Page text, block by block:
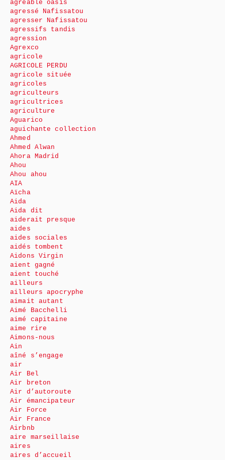
agréable oasis
agressé Nafissatou
agresser Nafissatou
agressifs tandis
agression
Agrexco
agricole
AGRICOLE PERDU
agricole située
agricoles
agriculteurs
agricultrices
agriculture
Aguarico
aguichante collection
Ahmed
Ahmed Alwan
Ahora Madrid
Ahou
Ahou ahou
AIA
Aïcha
Aida
Aida dit
aiderait presque
aides
aides sociales
aidés tombent
Aidons Virgin
aient gagné
aient touché
ailleurs
ailleurs apocryphe
aimait autant
Aimé Bacchelli
aimé capitaine
aime rire
Aimons-nous
Ain
aîné s’engage
air
Air Bel
Air breton
Air d’autoroute
Air émancipateur
Air Force
Air France
Airbnb
aire marseillaise
aires
aires d’accueil